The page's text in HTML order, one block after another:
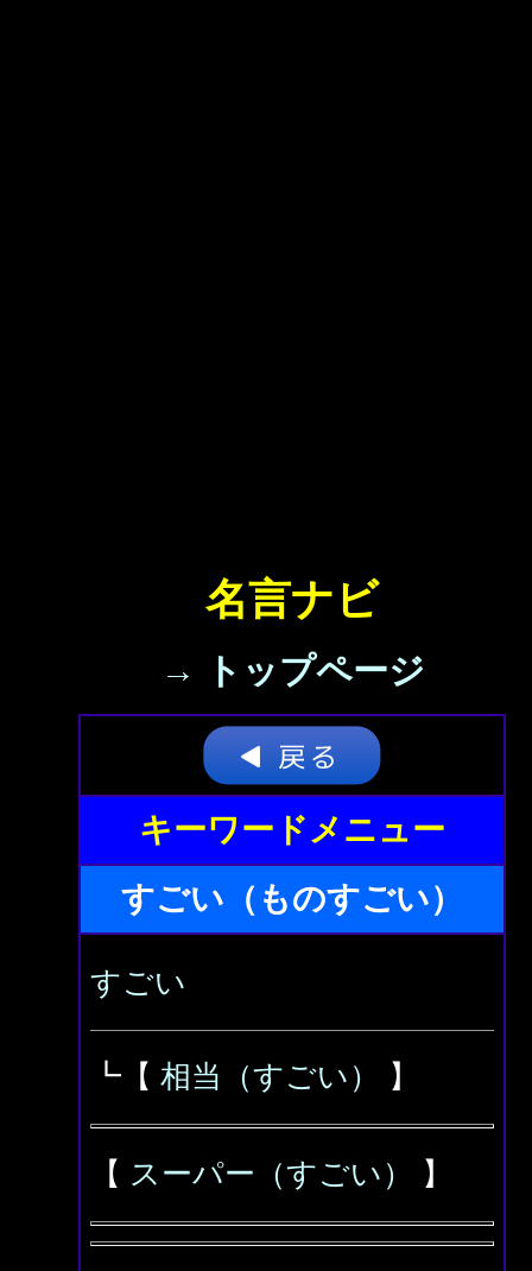
名言ナビ
→ トップページ
キーワードメニュー
すごい（ものすごい）
すごい
┗【 相当（すごい） 】
【 スーパー（すごい） 】